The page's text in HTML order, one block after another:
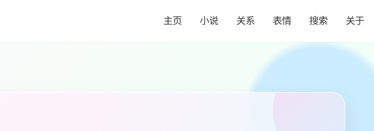
主页 小说 关系 表情 搜索 关于